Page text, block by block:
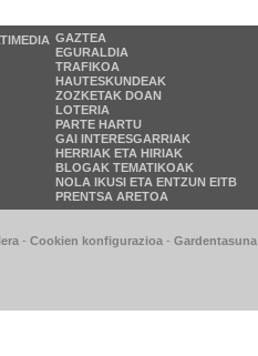
GAZTEA
EGURALDIA
TRAFIKOA
HAUTESKUNDEAK
ZOZKETAK DOAN
LOTERIA
PARTE HARTU
GAI INTERESGARRIAK
HERRIAK ETA HIRIAK
BLOGAK TEMATIKOAK
NOLA IKUSI ETA ENTZUN EITB
PRENTSA ARETOA
- Cookien konfigurazioa - Gardentasuna